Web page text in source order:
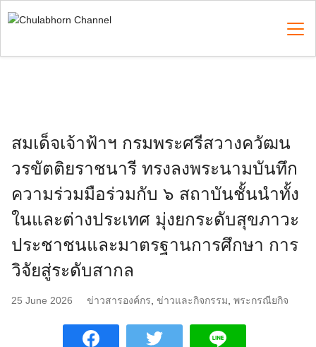
to
สมเด็จเจ้าฟ้าฯ กรมพระศรีสวางควัฒน
วรขัตติยราชนารี ทรงลงพระนามบันทึก
ความร่วมมือร่วมกับ ๖ สถาบันชั้นนำทั้ง
ในและต่างประเทศ มุ่งยกระดับสุขภาวะ
ประชาชนและมาตรฐานการศึกษา การ
วิจัยสู่ระดับสากล
25 June 2026 ข่าวสารองค์กร ข่าวและกิจกรรม พระกรณียกิจ